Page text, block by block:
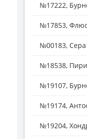
№17222,
№17853,
№00183, Сера
№18538,
№19107,
№19174,
№19204,